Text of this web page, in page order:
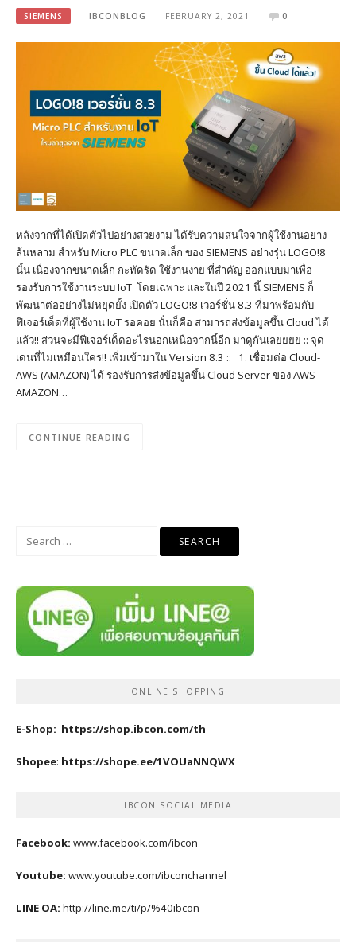
SIEMENS IBCONBLOG FEBRUARY 2, 2021 0
หลังจากที่ได้เปิดตัวไปอย่างสวยงาม ได้รับความสนใจจากผู้ใช้งานอย่าง
ล้นหลาม สำหรับ Micro PLC ขนาดเล็ก ของ SIEMENS อย่างรุ่น LOGO!8
นั้น เนื่องจากขนาดเล็ก กะทัดรัด ใช้งานง่าย ที่สำคัญ ออกแบบมาเพื่อ
รองรับการใช้งานระบบ IoT โดยเฉพาะ และในปี 2021 นี้ SIEMENS ก็
พัฒนาต่ออย่างไม่หยุดยั้ง เปิดตัว LOGO!8 เวอร์ชั่น 8.3 ที่มาพร้อมกับ
ฟีเจอร์เด็ดที่ผู้ใช้งาน IoT รอคอย นั่นก็คือ สามารถส่งข้อมูลขึ้น Cloud ได้
แล้ว!! ส่วนจะมีฟีเจอร์เด็ดอะไรนอกเหนือจากนี้อีก มาดูกันเลยยยย :: จุด
เด่นที่ไม่เหมือนใคร!! เพิ่มเข้ามาใน Version 8.3 :: 1. เชื่อมต่อ Cloud-
AWS (AMAZON) ได้ รองรับการส่งข้อมูลขึ้น Cloud Server ของ AWS
AMAZON…
CONTINUE READING
Search
ONLINE SHOPPING
E-Shop: https://shop.ibcon.com/th
Shopee: https://shope.ee/1VOUaNNQWX
IBCON SOCIAL MEDIA
Facebook: www.facebook.com/ibcon
Youtube: www.youtube.com/ibconchannel
LINE OA: http://line.me/ti/p/%40ibcon